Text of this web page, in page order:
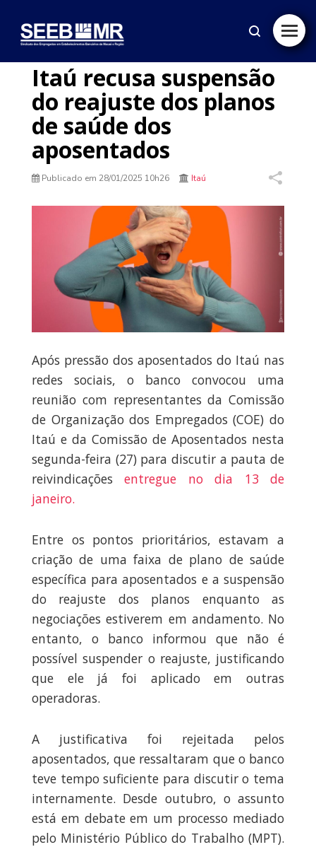
Itaú recusa suspensão
do reajuste dos planos
de saúde dos
aposentados
Publicado em 28/01/2025 10h26 Itaú
Após pressão dos aposentados do Itaú nas
redes sociais, o banco convocou uma
reunião com representantes da Comissão
de Organização dos Empregados (COE) do
Itaú e da Comissão de Aposentados nesta
segunda-feira (27) para discutir a pauta de
reivindicaçõesentregue no dia 13 de
janeiro.
Entre os pontos prioritários, estavam a
criação de uma faixa de plano de saúde
específica para aposentados e a suspensão
do reajuste dos planos enquanto as
negociações estiverem em andamento. No
entanto, o banco informou que não é
possível suspender o reajuste, justificando
que ele já foi aplicado em outras
operadoras.
A justificativa foi rejeitada pelos
aposentados, que ressaltaram que o banco
teve tempo suficiente para discutir o tema
internamente. Desde outubro, o assunto
está em debate em um processo mediado
pelo Ministério Público do Trabalho (MPT).